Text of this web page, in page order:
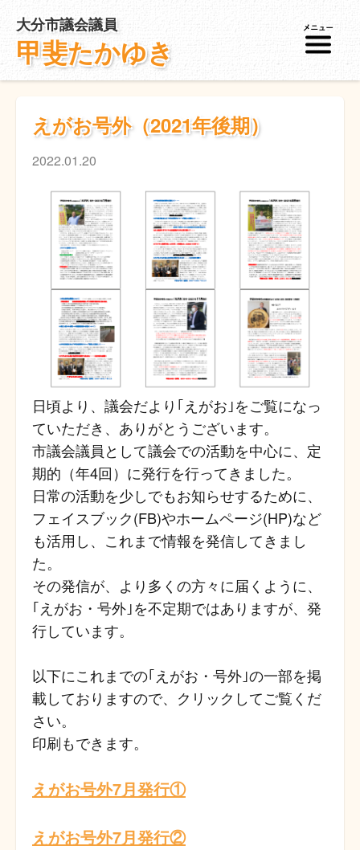
大分市議会議員
甲斐たかゆき
えがお号外（2021年後期）
2022.01.20
日頃より、議会だより｢えがお｣をご覧になっ
ていただき、ありがとうございます。
市議会議員として議会での活動を中心に、定
期的（年4回）に発行を行ってきました。
日常の活動を少しでもお知らせするために、
フェイスブック(FB)やホームページ(HP)など
も活用し、これまで情報を発信してきまし
た。
その発信が、より多くの方々に届くように、
｢えがお・号外｣を不定期ではありますが、発
行しています。
以下にこれまでの｢えがお・号外｣の一部を掲
載しておりますので、クリックしてご覧くだ
さい。
印刷もできます。
えがお号外7月発行①
えがお号外7月発行②